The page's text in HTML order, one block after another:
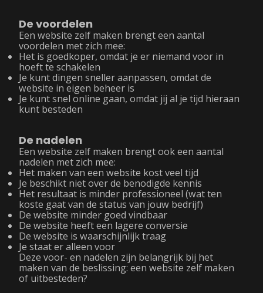
De voordelen
Een website zelf maken brengt een aantal
voordelen met zich mee:
Het is goedkoper, omdat je er niemand voor in
hoeft te schakelen
Je kunt dingen sneller aanpassen, omdat de
website in eigen beheer is
Je kunt snel online gaan, omdat jij al je tijd hieraan
kunt besteden
De nadelen
Een website zelf maken brengt ook een aantal
nadelen met zich mee:
Het maken van een website kost veel tijd
Je beschikt niet over de benodigde kennis
Het resultaat is minder professioneel (wat ten
koste gaat van de status van jouw bedrijf)
De website minder goed vindbaar
De website heeft een lagere conversie
De website is waarschijnlijk traag
Je staat er alleen voor
Deze voor- en nadelen zijn belangrijk bij het
maken van de beslissing: een website zelf maken
of uitbesteden?